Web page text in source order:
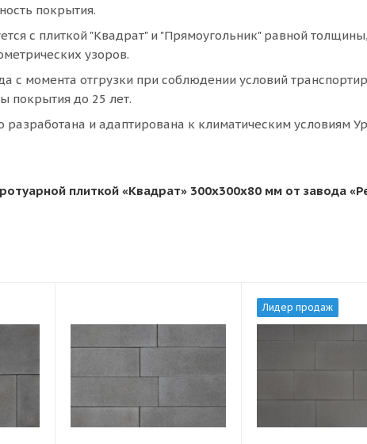
покрытия.
с плиткой "Квадрат" и "Прямоугольник" равной
узоров.
с момента отгрузки при соблюдении условий
покрытия до 25 лет.
и адаптирована к климатическим условиям
плиткой «Квадрат» 300х300х80 мм от завода
Лидер продаж